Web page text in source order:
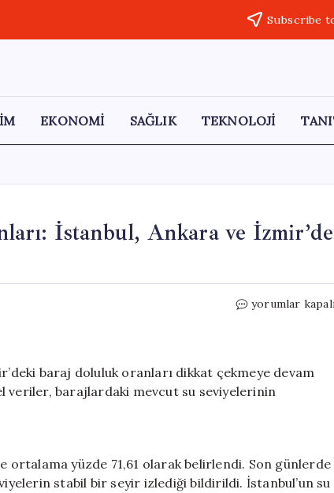
Subscribe
EKONOMİ SAĞLIK TEKNOLOJİ
İstanbul, Ankara ve İzmir’de
16
Doluluk
Oranları:
Son
Durum
yorumlar
baraj doluluk oranları dikkat çekmeye devam
veriler, barajlardaki mevcut su seviyelerinin
ortalama yüzde 71,61 olarak belirlendi. Son günlerde
stabil bir seyir izlediği bildirildi. İstanbul’un su